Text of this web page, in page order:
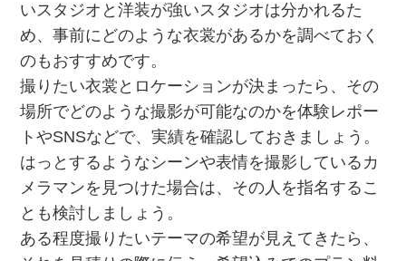
いスタジオと洋装が強いスタジオは分かれるた
め、事前にどのような衣裳があるかを調べておく
のもおすすめです。
撮りたい衣裳とロケーションが決まったら、その
場所でどのような撮影が可能なのかを体験レポー
トやSNSなどで、実績を確認しておきましょう。
はっとするようなシーンや表情を撮影しているカ
メラマンを見つけた場合は、その人を指名するこ
とも検討しましょう。
ある程度撮りたいテーマの希望が見えてきたら、